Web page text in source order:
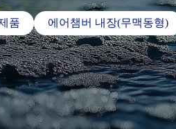
품 에어챔버 내장(무맥동형)